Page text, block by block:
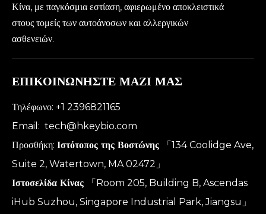
Κίνα, με παγκόσμια εστίαση, αφιερωμένο αποκλειστικά
στους τομείς των αυτοάνοσων και αλλεργικών
ασθενειών.
ΕΠΙΚΟΙΝΩΝΗΣΤΕ ΜΑΖΙ ΜΑΣ
Τηλέφωνο: +1 2396821165
Email: tech@hkeybio.com
Προσθήκη: Ιστότοπος της Βοστώνης
「134 Coolidge Ave,
Suite 2, Watertown, MA 02472」
Ιστοσελίδα Κίνας
「Room 205, Building B, Ascendas
iHub Suzhou, Singapore Industrial Park, Jiangsu」